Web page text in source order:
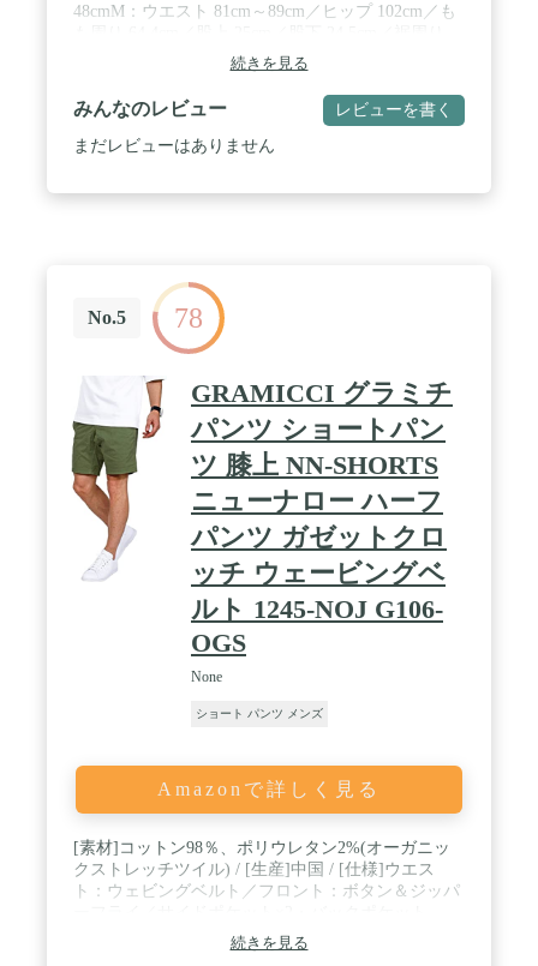
48cmM：ウエスト 81cm～89cm／ヒップ 102cm／も
45cmS：ウエスト 77cm～85cm／ヒップ 98cm／もも
周り 62.4cm／股上 24.5cm／股下 23.5cm／裾周り
43cm / 『機能性と上品さを兼ね備えた1本』快適な
着心地を実現しつつ、より綺麗なシルエットを追求
したパンツシリーズ”N shorts”。 シャリ感のあるシ
たスラックスタイプ ・スニーカーからドレスシュー
ズまでマッチする汎用性の高いルックス ・同素材展
開のジャケットと合わせたセットアップスタイルも
お勧め ―FABRIC― ・シャリ感のあるシアサッカー
素材を使用 ・軽さや防しわ性・ストレッチ・吸水速
乾性に優れた1本 ・通気性をプラスする為ポケット
に配したメッシュ素材 ・洗濯機使用可
続きを見る
みんなのレビュー レビューを書く
まだレビューはありません
No.5 78
GRAMICCI グラミチ
パンツ ショートパン
ツ 膝上 NN-SHORTS
ニューナロー ハーフ
パンツ ガゼットクロ
ッチ ウェービングベ
ルト 1245-NOJ G106-
OGS
None
ショート パンツ メンズ
Amazonで詳しく見る
[素材]コットン98％、ポリウレタン2%(オーガニッ
クストレッチツイル) / [生産]中国 / [仕様]ウエス
ト：ウェビングベルト／フロント：ボタン＆ジッパ
×1（ベルクロ仕様）／股下：ガゼット仕様（180度
開くクライミングタイプ）
続きを見る